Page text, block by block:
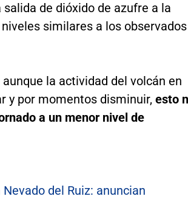
de dióxido de azufre a la
similares a los observados
la actividad del volcán en
y por momentos disminuir, esto
a un menor nivel de
del Ruiz: anuncian